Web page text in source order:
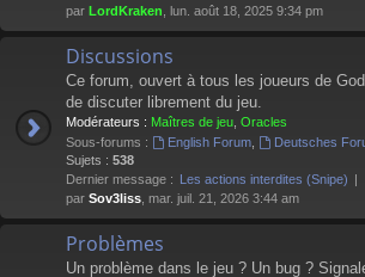
par LordKraken , lun. août 18, 2025 9:34 pm
Discussions
Ce forum, ouvert à tous les joueurs de
de discuter librement du jeu.
Modérateurs : Maîtres de jeu Oracles
Sous-forums :
English Forum,
Deutsches
Sujets : 538
Dernier message : Les actions interdites (Snipe)
par Sov3liss , mar. juil. 21, 2026 3:44 am
Problèmes
Un problème dans le jeu ? Un bug ?